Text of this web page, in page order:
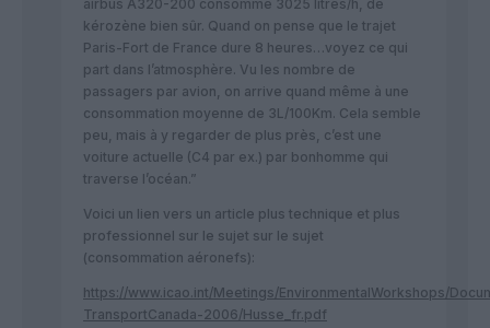
airbus A320-200 consomme 3025 litres/h, de
kérozène bien sûr. Quand on pense que le trajet
Paris-Fort de France dure 8 heures…voyez ce qui
part dans l’atmosphère. Vu les nombre de
passagers par avion, on arrive quand même à une
consommation moyenne de 3L/100Km. Cela semble
peu, mais à y regarder de plus près, c’est une
voiture actuelle (C4 par ex.) par bonhomme qui
traverse l’océan.”
Voici un lien vers un article plus technique et plus
professionnel sur le sujet sur le sujet
(consommation aéronefs):
https://www.icao.int/Meetings/EnvironmentalWorkshops/
TransportCanada-2006/Husse_fr.pdf